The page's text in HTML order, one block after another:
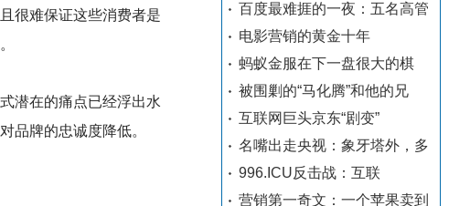
很难保证这些消费者是
潜在的痛点已经浮出水
品牌的忠诚度降低。
百度最难捱的一夜：五名高管
电影营销的黄金十年
蚂蚁金服在下一盘很大的棋
被围剿的“马化腾”和他的兄
互联网巨头京东“剧变”
名嘴出走央视：象牙塔外，多
996.ICU反击战：互联
营销第一奇文：一个苹果卖到